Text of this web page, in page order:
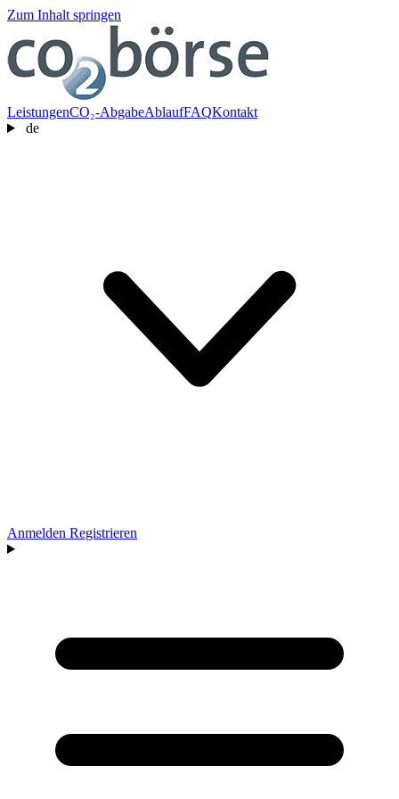
Zum Inhalt springen
LeistungenCO₂-AbgabeAblaufFAQKontakt
de
Anmelden Registrieren